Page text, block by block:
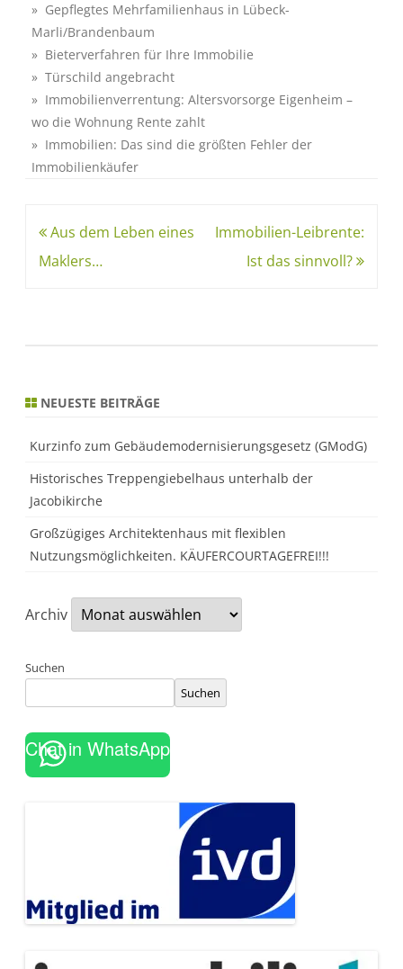
» Gepflegtes Mehrfamilienhaus in Lübeck-
Marli/Brandenbaum
» Bieterverfahren für Ihre Immobilie
» Türschild angebracht
» Immobilienverrentung: Altersvorsorge Eigenheim –
wo die Wohnung Rente zahlt
» Immobilien: Das sind die größten Fehler der
Immobilienkäufer
Aus dem Leben eines
Maklers…
Immobilien-Leibrente:
Ist das sinnvoll?
NEUESTE BEITRÄGE
Kurzinfo zum Gebäudemodernisierungsgesetz (GModG)
Historisches Treppengiebelhaus unterhalb der
Jacobikirche
Großzügiges Architektenhaus mit flexiblen
Nutzungsmöglichkeiten. KÄUFERCOURTAGEFREI!!!
Archiv
Suchen
Suchen
Chat in WhatsApp